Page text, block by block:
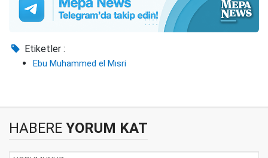
Etiketler :
Ebu Muhammed el Mısri
HABERE YORUM KAT